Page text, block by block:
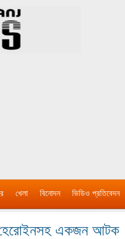
খেলা বিনোদন ভিডিও প্রতিবেদন
হেরোইনসহ একজন আটক